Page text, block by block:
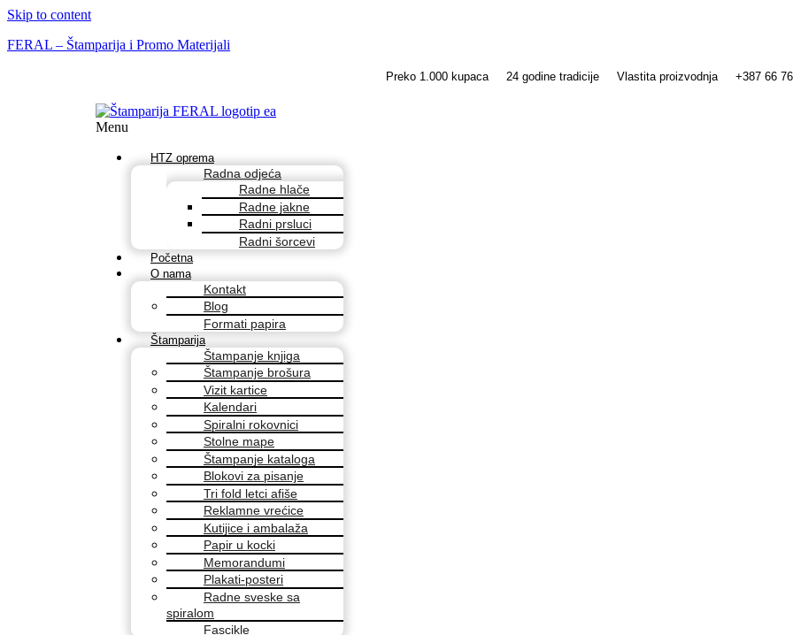
Skip to content
FERAL – Štamparija i Promo Materijali
Preko 1.000 kupaca 24 godine tradicije Vlastita proizvodnja +387 66
Menu
HTZ oprema
Radna odjeća
Radne hlače
Radne jakne
Radni prsluci
Radni šorcevi
Početna
O nama
Kontakt
Blog
Formati papira
Štamparija
Štampanje knjiga
Štampanje brošura
Vizit kartice
Kalendari
Spiralni rokovnici
Stolne mape
Štampanje kataloga
Blokovi za pisanje
Tri fold letci afiše
Reklamne vrećice
Kutijice i ambalaža
Papir u kocki
Memorandumi
Plakati-posteri
Radne sveske sa
spiralom
Fascikle